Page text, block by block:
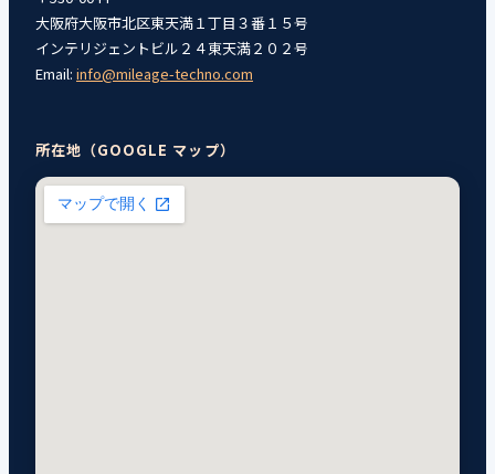
大阪府大阪市北区東天満１丁目３番１５号
インテリジェントビル２４東天満２０２号
Email: info@mileage-techno.com
所在地（GOOGLE マップ）